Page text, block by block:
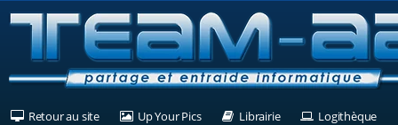
Retour au site(Ouvre un nouvel onglet)
Up Your Pics(Ouvre un nouvel onglet)
Librairie(Ouvre un nouvel
Logithèque